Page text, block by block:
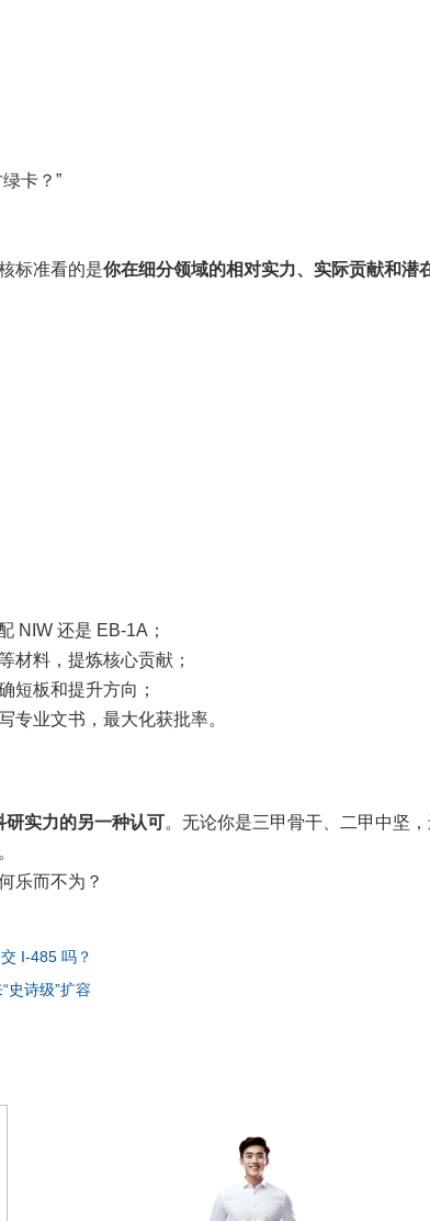
卡？”
标准看的是你在细分领域的相对实力、实际贡献和潜
NIW 还是 EB-1A；
材料，提炼核心贡献；
短板和提升方向；
专业文书，最大化获批率。
研实力的另一种认可。无论你是三甲骨干、二甲中坚
乐而不为？
I-485 吗？
史诗级”扩容